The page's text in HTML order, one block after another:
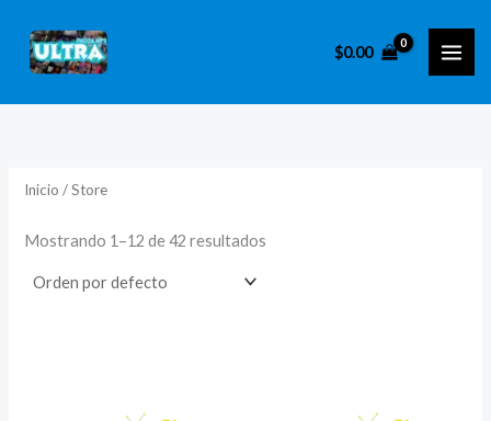
contenido
$0.00
Inicio / Store
Mostrando 1–12 de 42 resultados